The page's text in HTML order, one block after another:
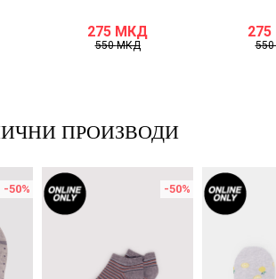
275 МКД
550МКД
275
550
ПРОИЗВОДИ
-50% -50%